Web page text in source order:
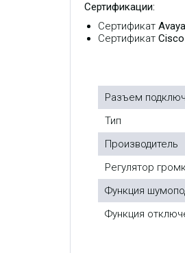
Сертификации:
Сертификат Avaya
Сертификат Cisco
Разъем
Тип
Производитель
Регулятор
Функция
Функция